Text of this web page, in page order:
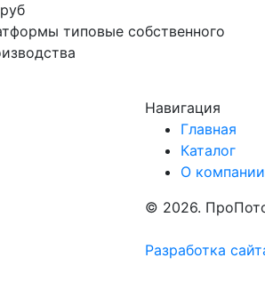
руб
типовые собственного
Навигация
Главная
Каталог
О компании
© 2026.
Разработка